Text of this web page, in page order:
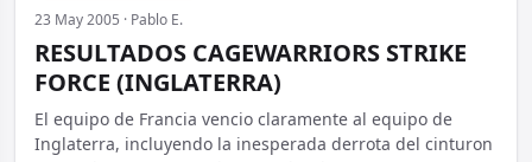
23 May 2005 · Pablo E.
RESULTADOS CAGEWARRIORS STRIKE
FORCE (INGLATERRA)
El equipo de Francia vencio claramente al equipo de
Inglaterra, incluyendo la inesperada derrota del cinturon